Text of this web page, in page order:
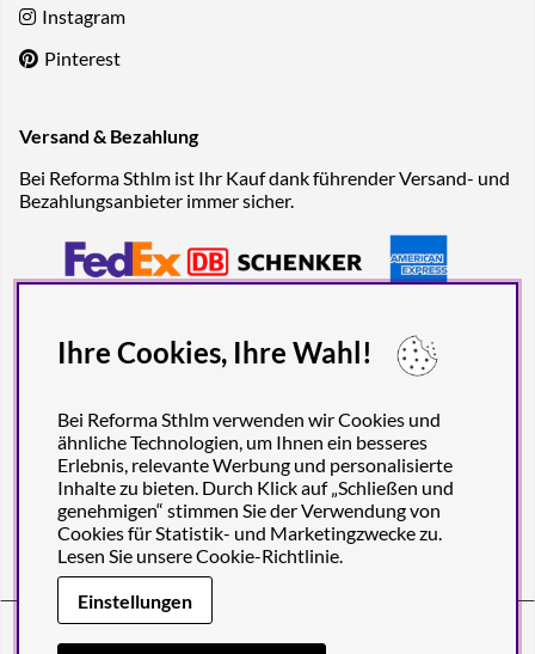
Instagram
Pinterest
Versand & Bezahlung
Bei Reforma Sthlm ist Ihr Kauf dank führender Versand- und
Bezahlungsanbieter immer sicher.
Ihre Cookies, Ihre Wahl!
Bei Reforma Sthlm verwenden wir Cookies und
ähnliche Technologien, um Ihnen ein besseres
Erlebnis, relevante Werbung und personalisierte
Inhalte zu bieten. Durch Klick auf „Schließen und
genehmigen“ stimmen Sie der Verwendung von
Cookies für Statistik- und Marketingzwecke zu.
Lesen Sie unsereCookie-Richtlinie.
Einstellungen